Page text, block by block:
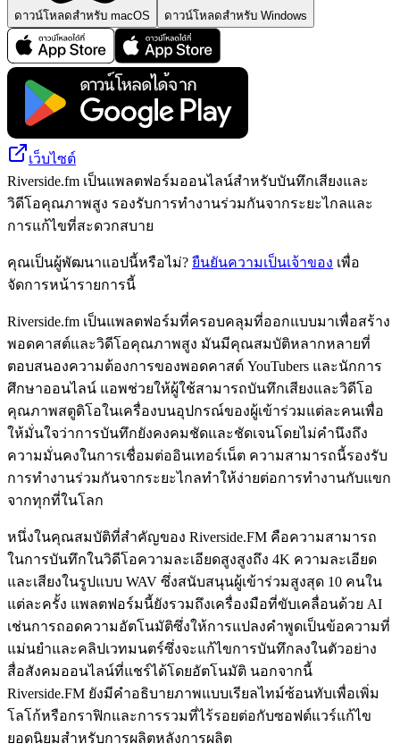
ดาวน์โหลดสำหรับ macOS ดาวน์โหลดสำหรับ Windows
เว็บไซต์
Riverside.fm เป็นแพลตฟอร์มออนไลน์สำหรับบันทึกเสียงและ
วิดีโอคุณภาพสูง รองรับการทำงานร่วมกันจากระยะไกลและ
การแก้ไขที่สะดวกสบาย
คุณเป็นผู้พัฒนาแอปนี้หรือไม่? ยืนยันความเป็นเจ้าของ เพื่อ
จัดการหน้ารายการนี้
Riverside.fm เป็นแพลตฟอร์มที่ครอบคลุมที่ออกแบบมาเพื่อสร้าง
พอดคาสต์และวิดีโอคุณภาพสูง มันมีคุณสมบัติหลากหลายที่
ตอบสนองความต้องการของพอดคาสต์ YouTubers และนักการ
ศึกษาออนไลน์ แอพช่วยให้ผู้ใช้สามารถบันทึกเสียงและวิดีโอ
คุณภาพสตูดิโอในเครื่องบนอุปกรณ์ของผู้เข้าร่วมแต่ละคนเพื่อ
ให้มั่นใจว่าการบันทึกยังคงคมชัดและชัดเจนโดยไม่คำนึงถึง
ความมั่นคงในการเชื่อมต่ออินเทอร์เน็ต ความสามารถนี้รองรับ
การทำงานร่วมกันจากระยะไกลทำให้ง่ายต่อการทำงานกับแขก
จากทุกที่ในโลก
หนึ่งในคุณสมบัติที่สำคัญของ Riverside.FM คือความสามารถ
ในการบันทึกในวิดีโอความละเอียดสูงสูงถึง 4K ความละเอียด
และเสียงในรูปแบบ WAV ซึ่งสนับสนุนผู้เข้าร่วมสูงสุด 10 คนใน
แต่ละครั้ง แพลตฟอร์มนี้ยังรวมถึงเครื่องมือที่ขับเคลื่อนด้วย AI
เช่นการถอดความอัตโนมัติซึ่งให้การแปลงคำพูดเป็นข้อความที่
แม่นยำและคลิปเวทมนตร์ซึ่งจะแก้ไขการบันทึกลงในตัวอย่าง
สื่อสังคมออนไลน์ที่แชร์ได้โดยอัตโนมัติ นอกจากนี้
Riverside.FM ยังมีคำอธิบายภาพแบบเรียลไทม์ซ้อนทับเพื่อเพิ่ม
โลโก้หรือกราฟิกและการรวมที่ไร้รอยต่อกับซอฟต์แวร์แก้ไข
ยอดนิยมสำหรับการผลิตหลังการผลิต